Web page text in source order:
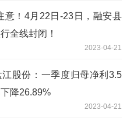
意！4月22日-23日，融安县
全线封闭！
2023-04-21
股份：一季度归母净利3.5
降26.89%
2023-04-21